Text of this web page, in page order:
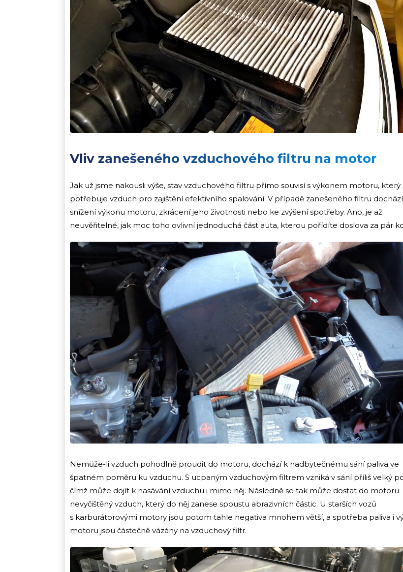
Vliv zanešeného vzduchového filtru na motor
Jak už jsme nakousli výše, stav vzduchového filtru přímo souvisí s výkonem motoru, který
potřebuje vzduch pro zajištění efektivního spalování. V případě zanešeného filtru
snížení výkonu motoru, zkrácení jeho životnosti nebo ke zvýšení spotřeby. Ano, je až
neuvěřitelné, jak moc toho ovlivní jednoduchá část auta, kterou pořídíte doslova za pár
Nemůže-li vzduch pohodlně proudit do motoru, dochází k nadbytečnému sání paliva ve
špatném poměru ku vzduchu. S ucpaným vzduchovým filtrem vzniká v sání příliš velký
čímž může dojít k nasávání vzduchu i mimo něj. Následně se tak může dostat do motoru
nevyčištěný vzduch, který do něj zanese spoustu abrazivních částic. U starších vozů
s karburátorovými motory jsou potom tahle negativa mnohem větší, a spotřeba paliva i
motoru jsou částečně vázány na vzduchový filtr.